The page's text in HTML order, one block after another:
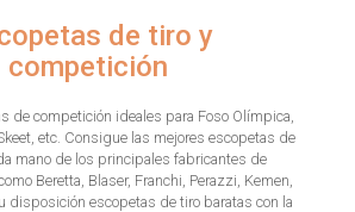
de tiro y
competición
de competición ideales para Foso Olímpica,
etc. Consigue las mejores escopetas de
mano de los principales fabricantes de
Beretta, Blaser, Franchi, Perazzi, Kemen,
disposición escopetas de tiro baratas con la